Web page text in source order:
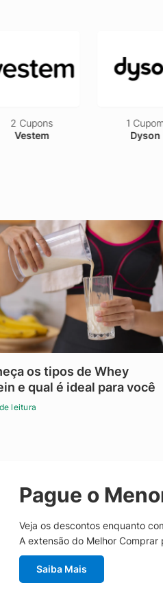
2 Cupons
Vestem
1 Cupom
Dyson
os tipos de Whey
e qual é ideal para você
leitura
Pague o
Veja os descontos enquanto
A extensão do Melhor
Saiba Mais